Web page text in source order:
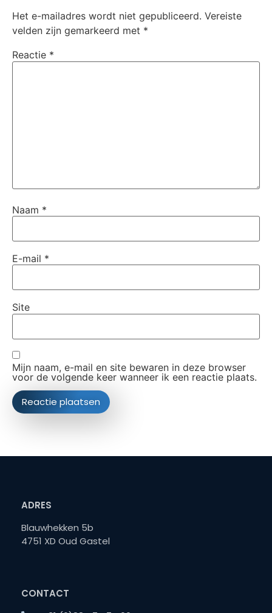
Het e-mailadres wordt niet gepubliceerd. Vereiste
velden zijn gemarkeerd met *
Reactie *
Naam *
E-mail *
Site
Mijn naam, e-mail en site bewaren in deze browser
voor de volgende keer wanneer ik een reactie plaats.
ADRES
Blauwhekken 5b
4751 XD Oud Gastel
CONTACT